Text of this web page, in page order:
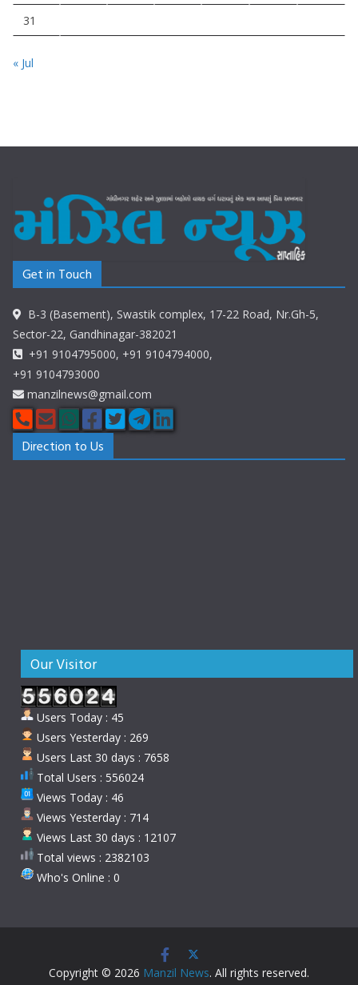
31
« Jul
Get in Touch
B-3 (Basement), Swastik complex, 17-22 Road, Nr.Gh-5,
Sector-22, Gandhinagar-382021
+91 9104795000, +91 9104794000,
+91 9104793000
manzilnews@gmail.com
Direction to Us
Our Visitor
Users Today : 45
Users Yesterday : 269
Users Last 30 days : 7658
Total Users : 556024
Views Today : 46
Views Yesterday : 714
Views Last 30 days : 12107
Total views : 2382103
Who's Online : 0
Copyright © 2026 Manzil News. All rights reserved.